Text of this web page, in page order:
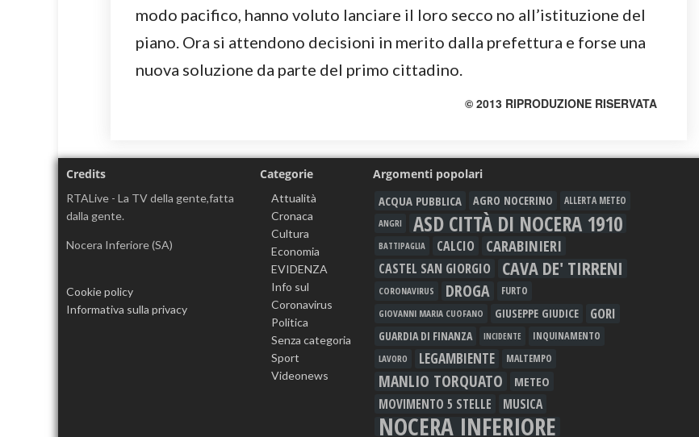
modo pacifico, hanno voluto lanciare il loro secco no all’istituzione del
piano. Ora si attendono decisioni in merito dalla prefettura e forse una
nuova soluzione da parte del primo cittadino.
© 2013 RIPRODUZIONE RISERVATA
Credits
RTALive - La TV della gente,fatta
dalla gente.
Nocera Inferiore (SA)
Cookie policy
Informativa sulla privacy
Categorie
Attualità
Cronaca
Cultura
Economia
EVIDENZA
Info sul
Coronavirus
Politica
Senza categoria
Sport
Videonews
Argomenti popolari
ACQUA PUBBLICA AGRO NOCERINO
ALLERTA METEO
ANGRI
ASD CITTÀ DI NOCERA 1910
BATTIPAGLIA CALCIO CARABINIERI
CASTEL SAN GIORGIO CAVA DE' TIRRENI
CORONAVIRUS DROGA FURTO
GIOVANNI MARIA CUOFANO GIUSEPPE GIUDICE GORI
GUARDIA DI FINANZA INCIDENTE INQUINAMENTO
LAVORO LEGAMBIENTE MALTEMPO
MANLIO TORQUATO METEO
MOVIMENTO 5 STELLE MUSICA
NOCERA INFERIORE